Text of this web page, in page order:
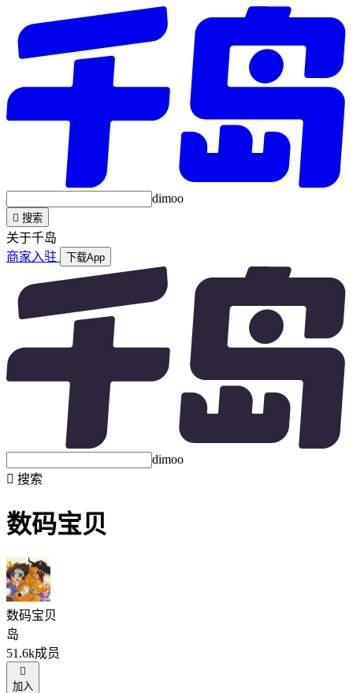
dimoo
 搜索
关于千岛
商家入驻
下载App
dimoo
 搜索
数码宝贝
数码宝贝
岛
51.6k成员

加入